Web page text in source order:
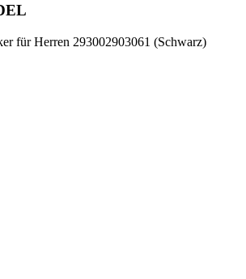
für Herren 293002903061 (Schwarz)